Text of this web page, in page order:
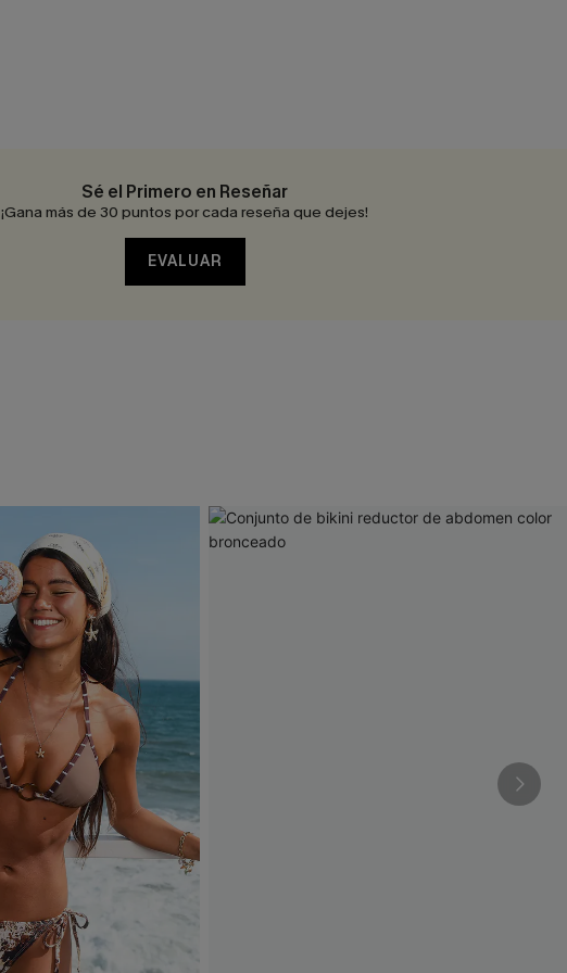
Sé el Primero en Reseñar
¡Gana más de 30 puntos por cada reseña que dejes!
EVALUAR